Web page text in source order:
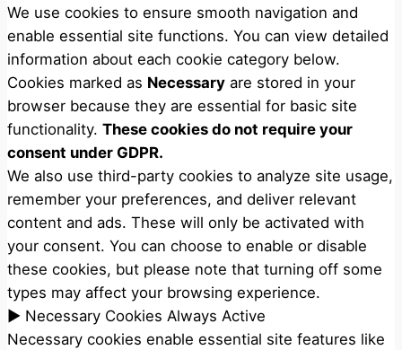
We use cookies to ensure smooth navigation and
enable essential site functions. You can view detailed
information about each cookie category below.
Cookies marked as Necessary are stored in your
browser because they are essential for basic site
functionality. These cookies do not require your
consent under GDPR.
We also use third-party cookies to analyze site usage,
remember your preferences, and deliver relevant
content and ads. These will only be activated with
your consent. You can choose to enable or disable
these cookies, but please note that turning off some
types may affect your browsing experience.
► Necessary Cookies Always Active
Necessary cookies enable essential site features like